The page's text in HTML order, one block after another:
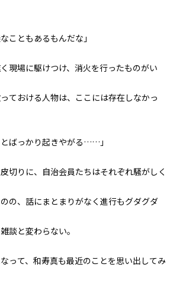
こともあるもんだな」
現場に駆けつけ、消火を行ったものがい
ておける人物は、ここには存在しなかっ
とばっかり起きやがる……」
切りに、自治会員たちはそれぞれ騒がしく
の、話にまとまりがなく進行もグダグダ
談と変わらない。
って、和寿真も最近のことを思い出してみ